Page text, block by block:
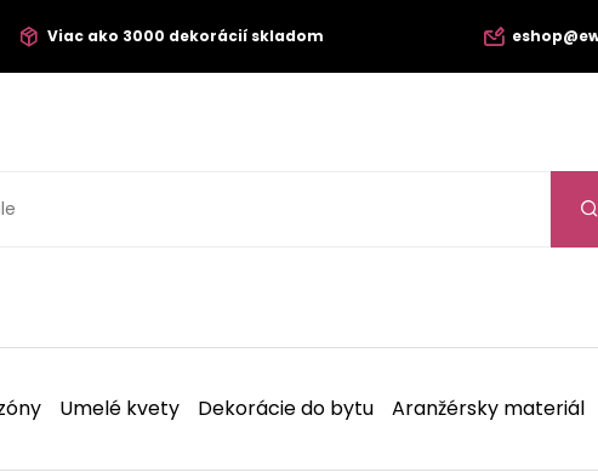
Viac ako 3000 dekorácií skladom
Umelé kvety Dekorácie do bytu Aranžérsky materiál